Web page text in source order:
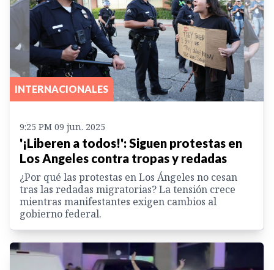
INTERNACIONALES
9:25 PM 09 jun. 2025
'¡Liberen a todos!': Siguen protestas en
Los Angeles contra tropas y redadas
¿Por qué las protestas en Los Ángeles no cesan
tras las redadas migratorias? La tensión crece
mientras manifestantes exigen cambios al
gobierno federal.